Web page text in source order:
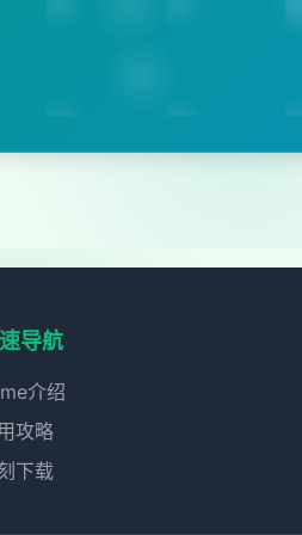
导航
介绍
攻略
下载